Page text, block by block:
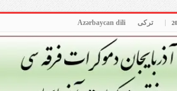
ترکی Azərbaycan dili